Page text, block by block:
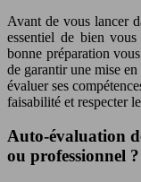
Avant de vous lancer
essentiel de bien
bonne préparation
de garantir une mise
évaluer ses
faisabilité et respecter
Auto-évaluation
ou professionnel ?